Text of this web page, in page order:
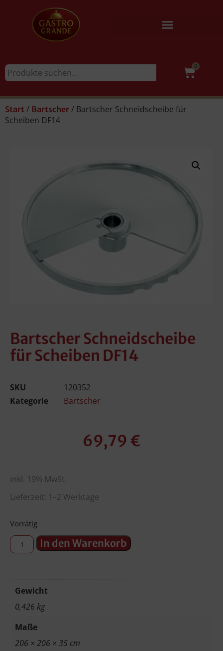
0
Start / Bartscher / Bartscher Schneidscheibe für
Scheiben DF14
Bartscher Schneidscheibe
für Scheiben DF14
SKU
120352
Kategorie
Bartscher
69,79 €
inkl. 19% MwSt.
Lieferzeit: 1–2 Werktage
Vorrätig
In den Warenkorb
Gewicht
0,426 kg
Maße
206 × 206 × 35 cm